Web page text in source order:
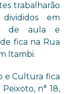
trabalharão
em
de aula e
fica na Rua
Itambi.
e Cultura fica
n° 18,